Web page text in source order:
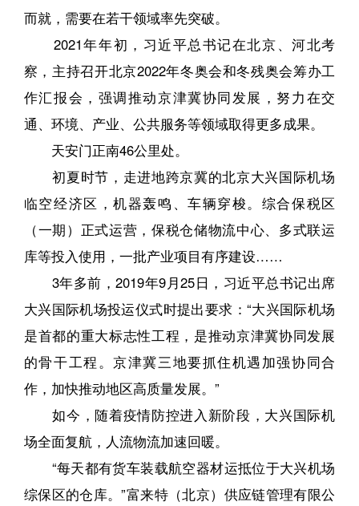
而就，需要在若干领域率先突破。
2021年年初，习近平总书记在北京、河北考
察，主持召开北京2022年冬奥会和冬残奥会筹办工
作汇报会，强调推动京津冀协同发展，努力在交
通、环境、产业、公共服务等领域取得更多成果。
天安门正南46公里处。
初夏时节，走进地跨京冀的北京大兴国际机场
临空经济区，机器轰鸣、车辆穿梭。综合保税区
（一期）正式运营，保税仓储物流中心、多式联运
库等投入使用，一批产业项目有序建设……
3年多前，2019年9月25日，习近平总书记出席
大兴国际机场投运仪式时提出要求：“大兴国际机场
是首都的重大标志性工程，是推动京津冀协同发展
的骨干工程。京津冀三地要抓住机遇加强协同合
作，加快推动地区高质量发展。”
如今，随着疫情防控进入新阶段，大兴国际机
场全面复航，人流物流加速回暖。
“每天都有货车装载航空器材运抵位于大兴机场
综保区的仓库。”富来特（北京）供应链管理有限公